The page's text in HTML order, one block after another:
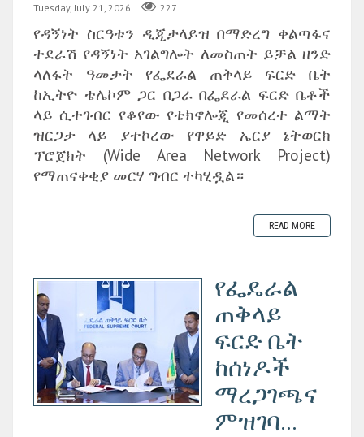
Tuesday, July 21, 2026 227
የዳኝነት ስርዓቱን ዲጂታላይዝ በማድረግ ቀልጣፋና
ተደራሽ የዳኝነት አገልግሎት ለመስጠት ይቻል ዘንድ
ላለፋት ዓመታት የፌደራል ጠቅላይ ፍርድ ቤት
ከኢትዮ ቴሌኮም ጋር በጋራ በፌደራል ፍርድ ቤቶች
ላይ ሲተገብር የቆየው የቴክኖሎጂ የመሰረተ ልማት
ዝርጋታ ላይ ያተኮረው የዋይድ ኤርያ ኔትወርክ
ፕሮጀክት (Wide Area Network Project)
የማጠናቀቂያ መርሃ ግብር ተካሂዷል።
READ MORE
የፌዴራል
ጠቅላይ
ፍርድ ቤት
ከሰነዶች
ማረጋገጫና
ምዝገባ...